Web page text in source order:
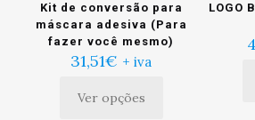
Kit de conversão para
máscara adesiva (Para
fazer você mesmo)
31,51€ + iva
Ver opções
Este
LOGO